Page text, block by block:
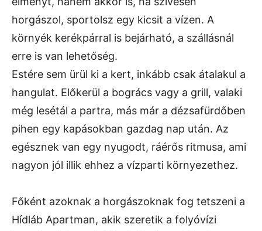
horgászol, sportolsz egy kicsit a vízen. A
környék kerékpárral is bejárható, a szállásnál
erre is van lehetőség.
Estére sem ürül ki a kert, inkább csak átalakul a
hangulat. Előkerül a bogrács vagy a grill, valaki
még lesétál a partra, más már a dézsafürdőben
pihen egy kapásokban gazdag nap után. Az
egésznek van egy nyugodt, ráérős ritmusa, ami
nagyon jól illik ehhez a vízparti környezethez.
Főként azoknak a horgászoknak fog tetszeni a
Hídláb Apartman, akik szeretik a folyóvízi